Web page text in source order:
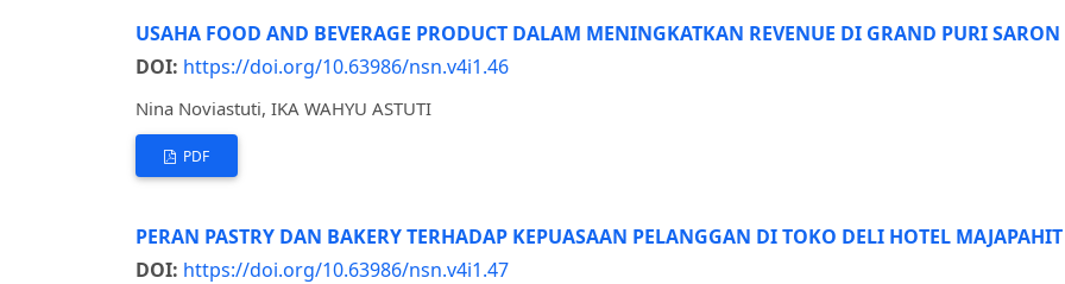
USAHA FOOD AND BEVERAGE PRODUCT DALAM MENINGKATKAN REVENUE DI GRAND PURI
DOI: https://doi.org/10.63986/nsn.v4i1.46
Nina Noviastuti, IKA WAHYU ASTUTI
PDF
PERAN PASTRY DAN BAKERY TERHADAP KEPUASAAN PELANGGAN DI TOKO DELI HOTEL
DOI: https://doi.org/10.63986/nsn.v4i1.47